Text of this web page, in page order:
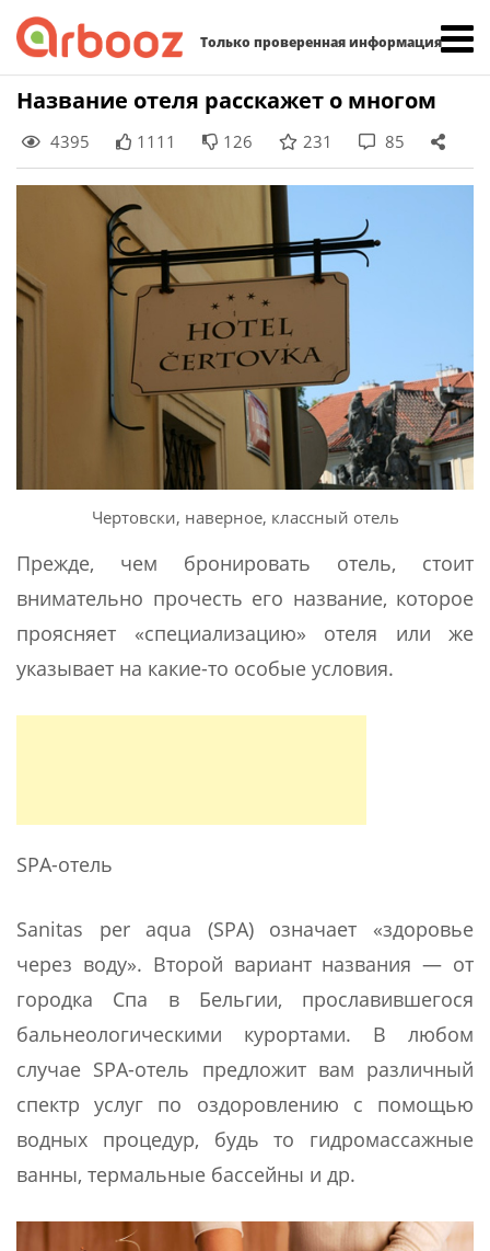
Только проверенная информация
Skip
content
Название отеля расскажет о многом
4395 1111 126 231 85
Чертовски, наверное, классный отель
Прежде, чем бронировать отель, стоит
внимательно прочесть его название, которое
проясняет «специализацию» отеля или же
указывает на какие-то особые условия.
SPA-отель
Sanitas per aqua (SPA) означает «здоровье
через воду». Второй вариант названия — от
городка Спа в Бельгии, прославившегося
бальнеологическими курортами. В любом
случае SPA-отель предложит вам различный
спектр услуг по оздоровлению с помощью
водных процедур, будь то гидромассажные
ванны, термальные бассейны и др.
Найти: